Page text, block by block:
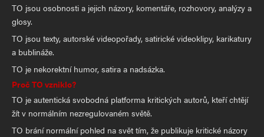
TO jsou osobnosti a jejich názory, komentáře, rozhovory, analýzy a
glosy.
TO jsou texty, autorské videopořady, satirické videoklipy, karikatury
a bublináže.
TO je nekorektní humor, satira a nadsázka.
Proč TO vzniklo?
TO je autentická svobodná platforma kritických autorů, kteří chtějí
žít v normálním nezregulovaném světě.
TO brání normální pohled na svět tím, že publikuje kritické názory